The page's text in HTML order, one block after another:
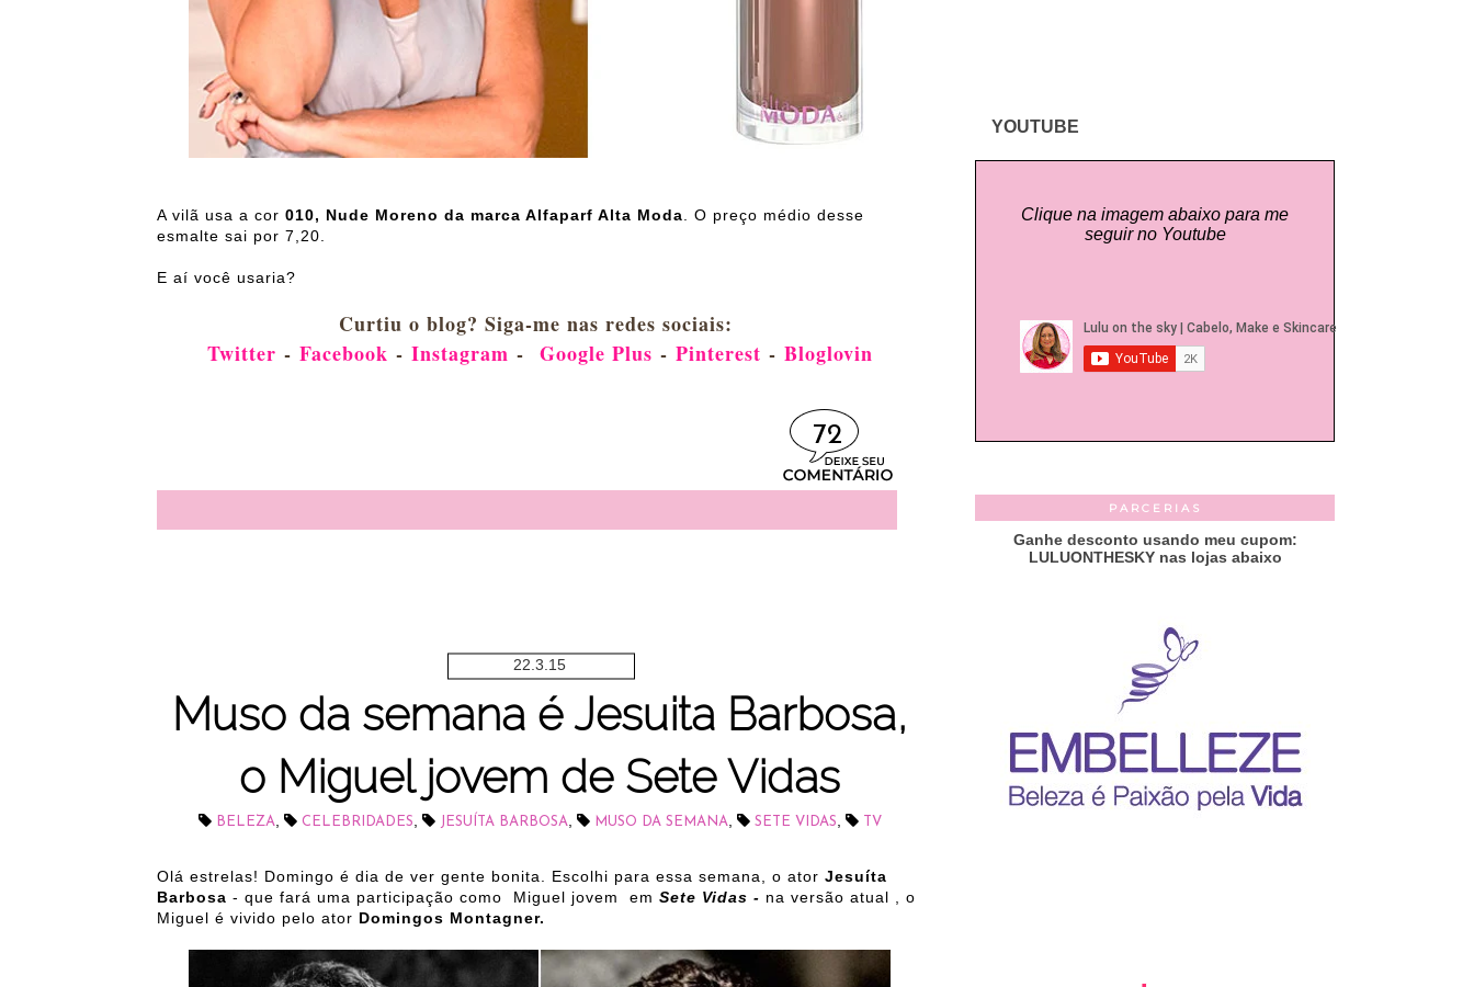
A vilã usa a cor 010, Nude Moreno da marca Alfaparf Alta Moda . O preço médio desse
esmalte sai por 7,20.
E aí você usaria?
Curtiu o blog? Siga-me nas redes sociais:
Twitter - Facebook - Instagram - Google Plus - Pinterest - Bloglovin
72
22.3.15
Muso da semana é Jesuita Barbosa,
o Miguel jovem de Sete Vidas
BELEZA CELEBRIDADES JESUÍTA BARBOSA MUSO DA SEMANA SETE VIDAS TV
Olá estrelas! Domingo é dia de ver gente bonita. Escolhi para essa semana, o ator Jesuíta
Barbosa - que fará uma participação como Miguel jovem em Sete Vidas - na versão atual , o
Miguel é vivido pelo ator Domingos Montagner.
YOUTUBE
Clique na imagem abaixo para me
seguir no Youtube
PARCERIAS
Ganhe desconto usando meu cupom:
LULUONTHESKY nas lojas abaixo